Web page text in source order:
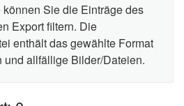
Sie die Einträge des
Export filtern. Die
enthält das gewählte Format
und allfällige Bilder/Dateien.